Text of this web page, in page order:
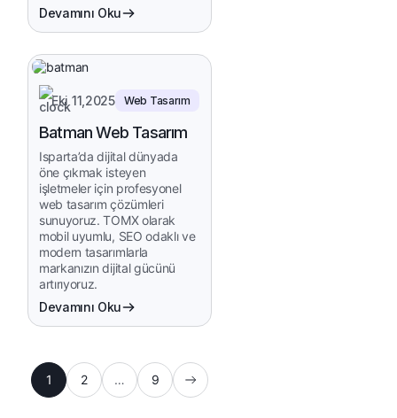
Devamını Oku
Eki 11,2025 Web Tasarım
Batman Web Tasarım
Isparta’da dijital dünyada
öne çıkmak isteyen
işletmeler için profesyonel
web tasarım çözümleri
sunuyoruz. TOMX olarak
mobil uyumlu, SEO odaklı ve
modern tasarımlarla
markanızın dijital gücünü
artırıyoruz.
Devamını Oku
1 2 … 9